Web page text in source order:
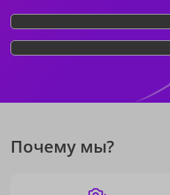
Почему мы?